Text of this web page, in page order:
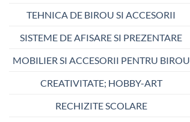
TEHNICA DE BIROU SI ACCESORII
SISTEME DE AFISARE SI PREZENTARE
MOBILIER SI ACCESORII PENTRU BIROU
CREATIVITATE; HOBBY-ART
RECHIZITE SCOLARE